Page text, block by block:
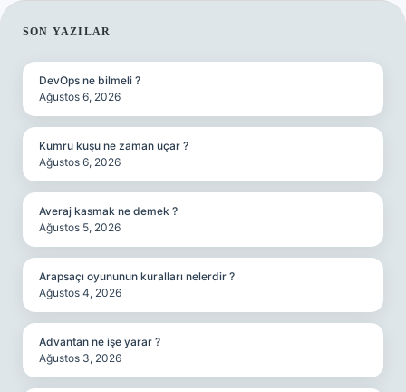
SIDEBAR
SON YAZILAR
DevOps ne bilmeli ?
Ağustos 6, 2026
Kumru kuşu ne zaman uçar ?
Ağustos 6, 2026
Averaj kasmak ne demek ?
Ağustos 5, 2026
Arapsaçı oyununun kuralları nelerdir ?
Ağustos 4, 2026
Advantan ne işe yarar ?
Ağustos 3, 2026